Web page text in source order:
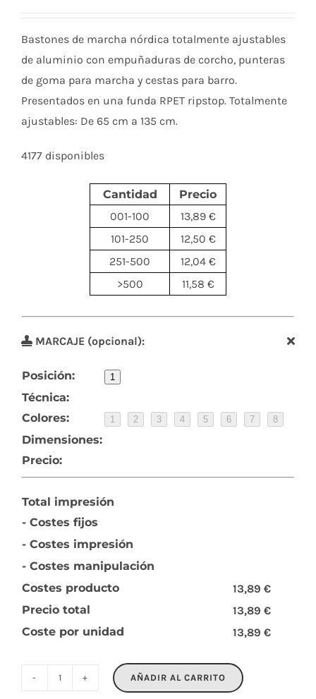
Bastones de marcha nórdica totalmente ajustables
de aluminio con empuñaduras de corcho, punteras
de goma para marcha y cestas para barro.
Presentados en una funda RPET ripstop. Totalmente
ajustables: De 65 cm a 135 cm.
4177 disponibles
Cantidad
Precio
001-100
13,89 €
101-250
12,50 €
251-500
12,04 €
>500
11,58 €
MARCAJE (opcional):
Posición: 1
Técnica:
Colores:
1 2 3 4 5 6 7 8
Dimensiones:
Precio:
Total impresión
- Costes fijos
- Costes impresión
- Costes manipulación
Costes producto
13,89 €
Precio total
13,89 €
Coste por unidad
13,89 €
AÑADIR AL CARRITO